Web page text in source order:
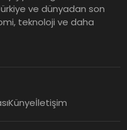
ve dünyadan son
teknoloji ve daha
Künyeİletişim